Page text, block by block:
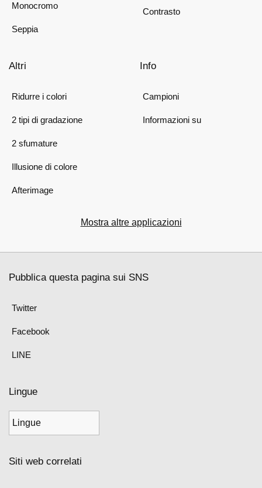
Monocromo
Seppia
Contrasto
Altri
Ridurre i colori
2 tipi di gradazione
2 sfumature
Illusione di colore
Afterimage
Info
Campioni
Informazioni su
Mostra altre applicazioni
Pubblica questa pagina sui SNS
Twitter
Facebook
LINE
Lingue
Siti web correlati